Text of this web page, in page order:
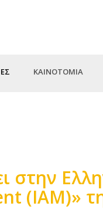
ΚΑΙΝΟΤΟΜΙΑ
στην
(IAM)»